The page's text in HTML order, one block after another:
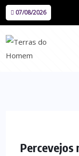
07/08/2026
Percevejos